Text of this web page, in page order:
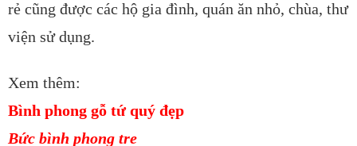
rẻ cũng được các hộ gia đình, quán ăn nhỏ, chùa, thư
viện sử dụng.
Xem thêm:
Bình phong gỗ tứ quý đẹp
Bức bình phong tre